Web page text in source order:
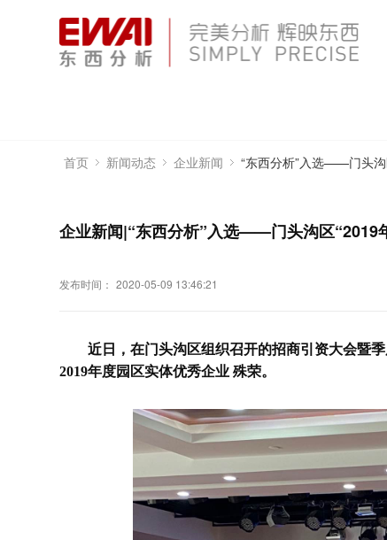
首页 新闻动态 企业新闻 “东西分析”入选——门头
企业新闻|“东西分析”入选——门头沟区“2019
发布时间： 2020-05-09 13:46:21
近日，在门头沟区组织召开的招商引资大会暨
2019年度园区实体优秀企业 殊荣。